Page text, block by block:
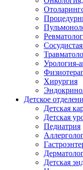
Урология-
Хирургия
Детское
Детская
Детская
Педиатрия
Детская